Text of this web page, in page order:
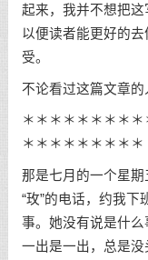
起来，我并不想把这
以便读者能更好的
受。
不论看过这篇文章
＊＊＊＊＊＊＊＊
＊＊＊＊＊＊＊＊＊
那是七月的一个星
“玫”的电话，约我
事。她没有说是什
一出是一出，总是